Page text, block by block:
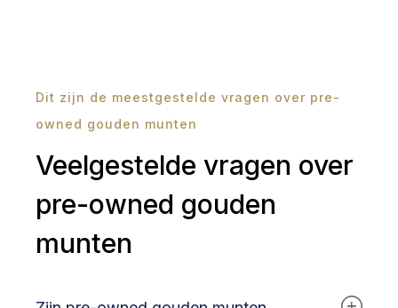
Dit zijn de meestgestelde vragen over pre-
owned gouden munten
Veelgestelde vragen over
pre-owned gouden
munten